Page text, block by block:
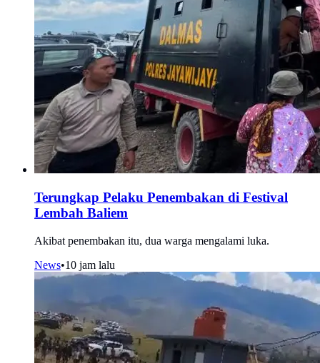
Terungkap Pelaku Penembakan di Festival
Lembah Baliem
Akibat penembakan itu, dua warga mengalami luka.
News•10 jam lalu